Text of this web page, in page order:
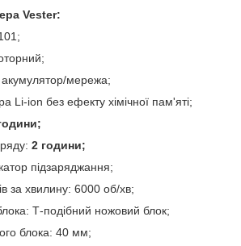
Vester:
мережа;
Li-ion без ефекту хімічної пам'яті;
2 години;
підзаряджання;
за хвилину: 6000 об/хв;
Т-подібний ножовий блок;
блока: 40 мм;